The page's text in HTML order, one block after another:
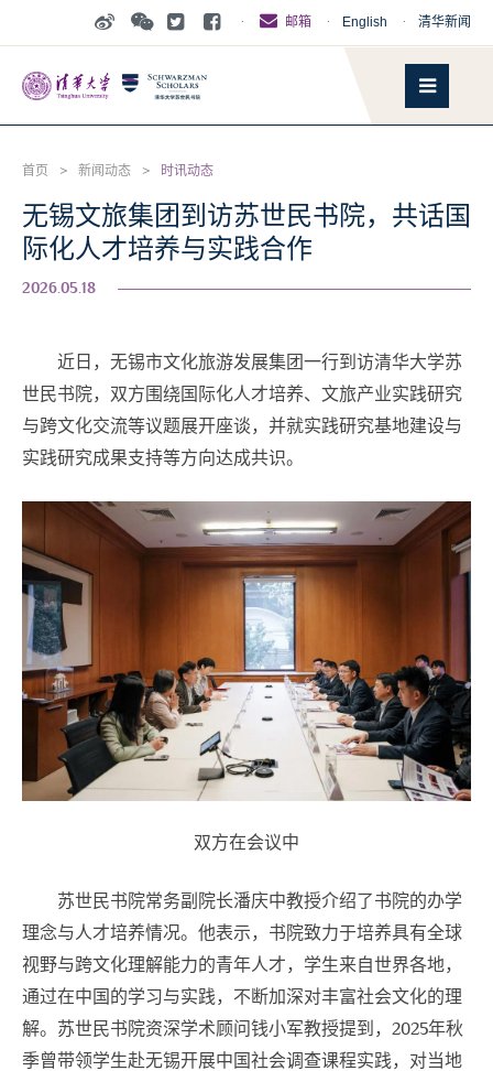
清华新闻
·
English
·
邮箱
·
首页 > 新闻动态 > 时讯动态
无锡文旅集团到访苏世民书院，共话国
际化人才培养与实践合作
2026.05.18
近日，无锡市文化旅游发展集团一行到访清华大学苏
世民书院，双方围绕国际化人才培养、文旅产业实践研究
与跨文化交流等议题展开座谈，并就实践研究基地建设与
实践研究成果支持等方向达成共识。
双方在会议中
苏世民书院常务副院长潘庆中教授介绍了书院的办学
理念与人才培养情况。他表示，书院致力于培养具有全球
视野与跨文化理解能力的青年人才，学生来自世界各地，
通过在中国的学习与实践，不断加深对丰富社会文化的理
解。苏世民书院资深学术顾问钱小军教授提到， 2025年秋
季曾带领学生赴无锡开展中国社会调查课程实践，对当地